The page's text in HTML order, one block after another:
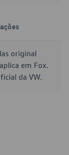
original
em Fox.
da VW.